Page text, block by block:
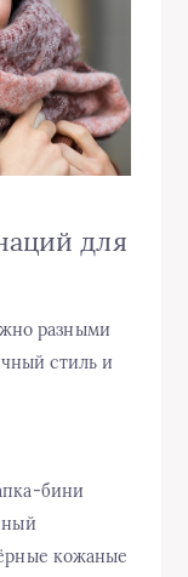
для
разными
стиль и
бини
кожаные